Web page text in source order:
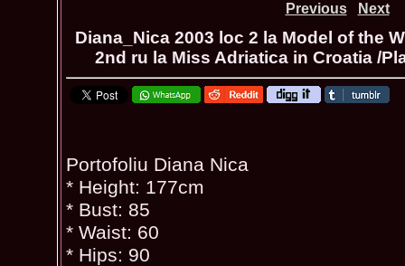
Previous Next
Diana_Nica 2003 loc 2 la Model of the
2nd ru la Miss Adriatica in Croatia /
Portofoliu Diana Nica
* Height: 177cm
* Bust: 85
* Waist: 60
* Hips: 90